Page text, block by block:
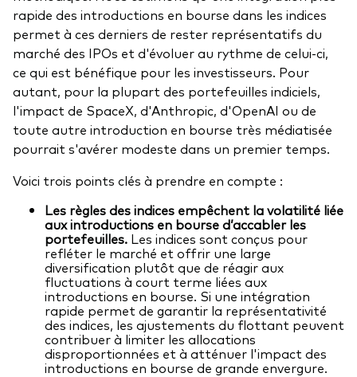
rapide des introductions en bourse dans les indices
permet à ces derniers de rester représentatifs du
marché des IPOs et d'évoluer au rythme de celui-ci,
ce qui est bénéfique pour les investisseurs. Pour
autant, pour la plupart des portefeuilles indiciels,
l'impact de SpaceX, d'Anthropic, d'OpenAI ou de
toute autre introduction en bourse très médiatisée
pourrait s'avérer modeste dans un premier temps.
Voici trois points clés à prendre en compte :
Les règles des indices empêchent la volatilité liée
aux introductions en bourse d’accabler les
portefeuilles. Les indices sont conçus pour
refléter le marché et offrir une large
diversification plutôt que de réagir aux
fluctuations à court terme liées aux
introductions en bourse. Si une intégration
rapide permet de garantir la représentativité
des indices, les ajustements du flottant peuvent
contribuer à limiter les allocations
disproportionnées et à atténuer l'impact des
introductions en bourse de grande envergure.